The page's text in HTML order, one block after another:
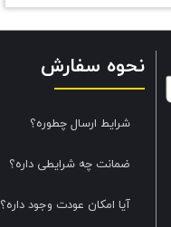
نحوه سفارش
شرایط ارسال چطوره؟
ضمانت چه شرایطی داره؟
آیا امکان عودت وجود داره؟